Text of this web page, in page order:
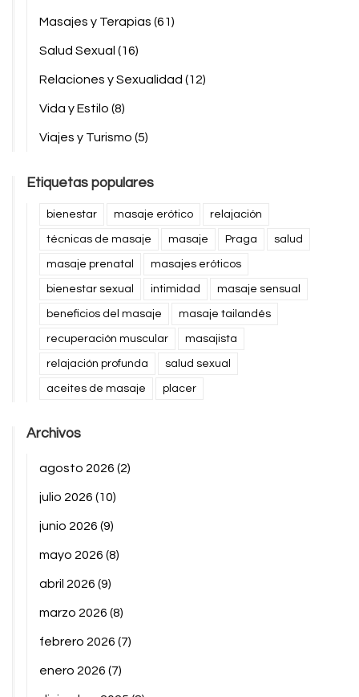
Masajes y Terapias (61)
Salud Sexual (16)
Relaciones y Sexualidad (12)
Vida y Estilo (8)
Viajes y Turismo (5)
Etiquetas populares
bienestar masaje erótico relajación
técnicas de masaje masaje Praga salud
masaje prenatal masajes eróticos
bienestar sexual intimidad masaje sensual
beneficios del masaje masaje tailandés
recuperación muscular masajista
relajación profunda salud sexual
aceites de masaje placer
Archivos
agosto 2026 (2)
julio 2026 (10)
junio 2026 (9)
mayo 2026 (8)
abril 2026 (9)
marzo 2026 (8)
febrero 2026 (7)
enero 2026 (7)